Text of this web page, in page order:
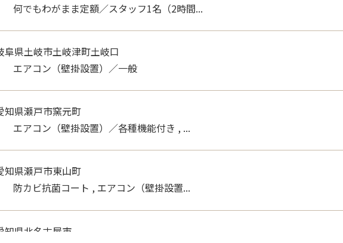
何でもわがまま定額／スタッフ1名（2時間...
阜県土岐市土岐津町土岐口
エアコン（壁掛設置）／一般
知県瀬戸市窯元町
エアコン（壁掛設置）／各種機能付き , ...
知県瀬戸市東山町
防カビ抗菌コート , エアコン（壁掛設置...
知県北名古屋市